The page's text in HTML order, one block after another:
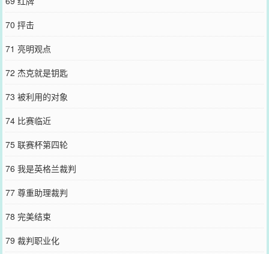
70 抨击
71 亮明观点
72 杰克就是钥匙
73 被利用的对象
74 比赛临近
75 联赛杯第四轮
76 我是英格兰裁判
77 尊重助理裁判
78 完美结束
79 裁判职业化